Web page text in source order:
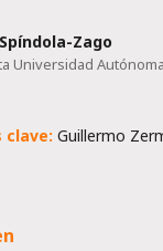
Zago
Universidad
clave: Guillermo